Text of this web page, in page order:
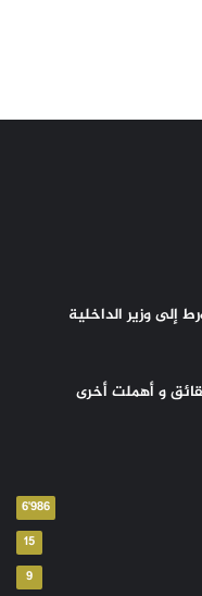
إلى وزير الداخلية
و أهملت أخرى
6٬986
15
9